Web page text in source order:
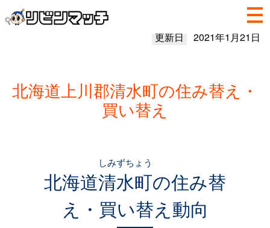
更新日 2021年1月21日
北海道上川郡清水町の住み替え・
買い替え
北海道清水町
しみずちょう
の住み替
え・買い替え動向